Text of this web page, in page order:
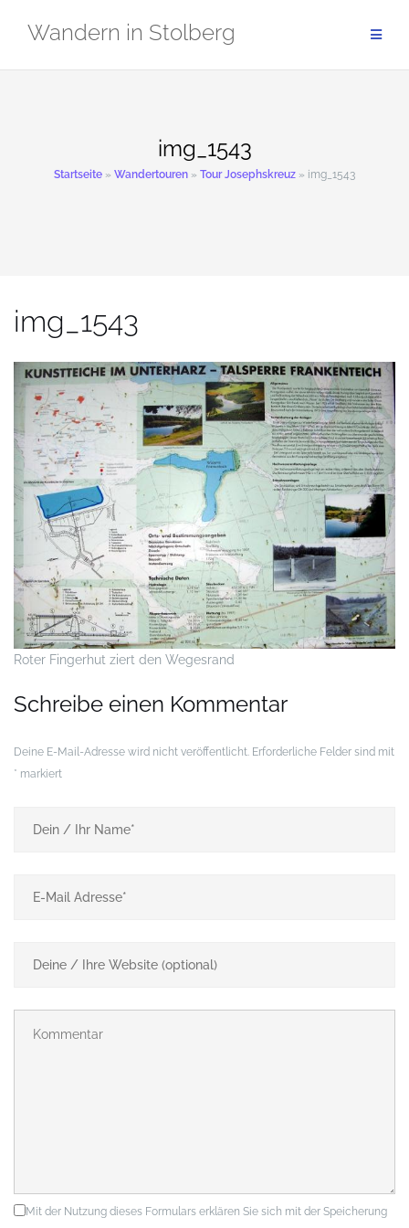
InhaltWandern in Stolberg
img_1543
Startseite » Wandertouren » Tour Josephskreuz » img_1543
img_1543
Roter Fingerhut ziert den Wegesrand
Schreibe einen Kommentar
Deine E-Mail-Adresse wird nicht veröffentlicht. Erforderliche Felder sind mit
* markiert
Mit der Nutzung dieses Formulars erklären Sie sich mit der Speicherung